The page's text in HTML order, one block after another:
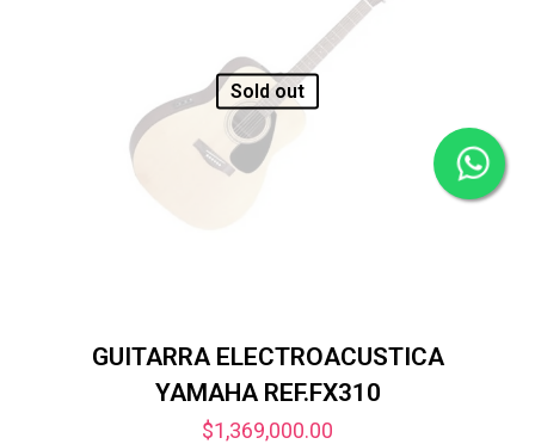
Sold out
GUITARRA ELECTROACUSTICA
YAMAHA REF.FX310
$1,369,000.00